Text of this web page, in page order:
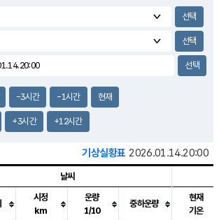
1.4m/s
-3시간 -1시간 현재
+3시간 +12시간
기상실황표 2026.01.14.20:00
날씨
시정
km
운량
1/10
중하운량
현재
기온